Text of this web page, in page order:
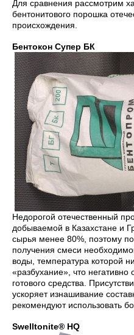
Для сравнения рассмотрим
бентонитового порошка
происхождения.
Бентокон Супер БК
Недорогой отечественный
добываемой в Казахстане и
сырья менее 80%, поэтому
получения смеси
воды, температура которой
«разбухание», что негативно
готового средства.
ускоряет изнашивание
рекомендуют использовать
Swelltonite® HQ